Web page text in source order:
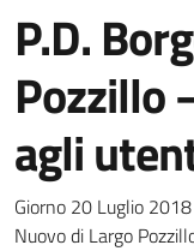
P.D.
Pozzillo
agli
Dettagli
Giorno 20 Luglio
Nuovo di Largo